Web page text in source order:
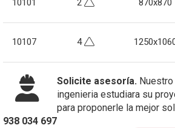
10101 2 870x870
10107 4
Solicite asesoría.
ingenieria estudiara su
para proponerle la mejor
938 034 697